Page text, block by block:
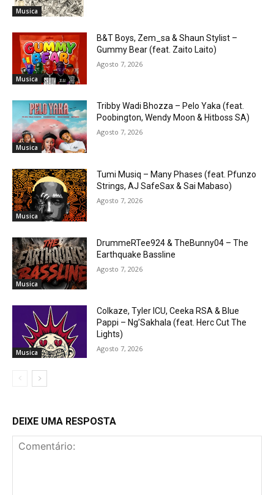
Musica
Musica
B&T Boys, Zem_sa & Shaun Stylist –
Gummy Bear (feat. Zaito Laito)
Agosto 7, 2026
Musica
Tribby Wadi Bhozza – Pelo Yaka (feat.
Poobington, Wendy Moon & Hitboss SA)
Agosto 7, 2026
Musica
Tumi Musiq – Many Phases (feat. Pfunzo
Strings, AJ SafeSax & Sai Mabaso)
Agosto 7, 2026
Musica
DrummeRTee924 & TheBunny04 – The
Earthquake Bassline
Agosto 7, 2026
Musica
Colkaze, Tyler ICU, Ceeka RSA & Blue
Pappi – Ng’Sakhala (feat. Herc Cut The
Lights)
Agosto 7, 2026
DEIXE UMA RESPOSTA